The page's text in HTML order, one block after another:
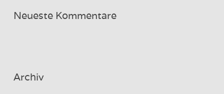
Neueste Kommentare
Archiv